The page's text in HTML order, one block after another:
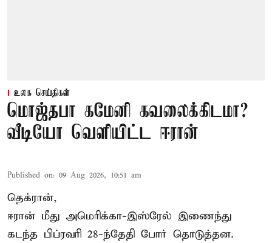
உலக செய்திகள்
மொஜ்தபா கமேனி கவலைக்கிடமா?
வீடியோ வெளியிட்ட ஈரான்
Published on: 09 Aug 2026, 10:51 am
தெக்ரான்,
ஈரான் மீது அமெரிக்கா-இஸ்ரேல் இணைந்து
கடந்த பிப்ரவரி 28-ந்தேதி போர் தொடுத்தன.